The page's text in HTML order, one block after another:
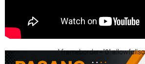
" frameborder="0"